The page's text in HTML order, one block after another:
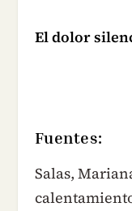
El dolor
Fuentes:
Salas,